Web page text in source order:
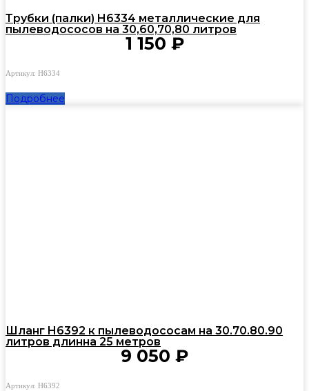
Трубки (палки) H6334 металлические для
пылеводососов на 30,60,70,80 литров
1 150 ₽
Артикул: H6334
Подробнее
Шланг H6392 к пылеводососам на 30.70.80.90
литров длинна 25 метров
9 050 ₽
Артикул: H6392